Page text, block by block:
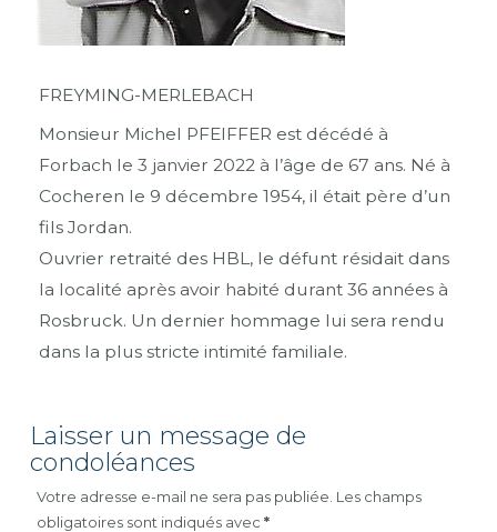
FREYMING-MERLEBACH
Monsieur Michel PFEIFFER est décédé à
Forbach le 3 janvier 2022 à l’âge de 67 ans. Né à
Cocheren le 9 décembre 1954, il était père d’un
fils Jordan.
Ouvrier retraité des HBL, le défunt résidait dans
la localité après avoir habité durant 36 années à
Rosbruck. Un dernier hommage lui sera rendu
dans la plus stricte intimité familiale.
Laisser un message de
condoléances
Votre adresse e-mail ne sera pas publiée. Les champs
obligatoires sont indiqués avec*